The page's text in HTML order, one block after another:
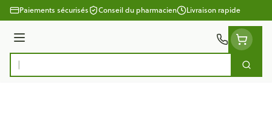
Aller au contenu
Paiements sécurisés Conseil du pharmacien Livraison rapide
Menu
Rechercher